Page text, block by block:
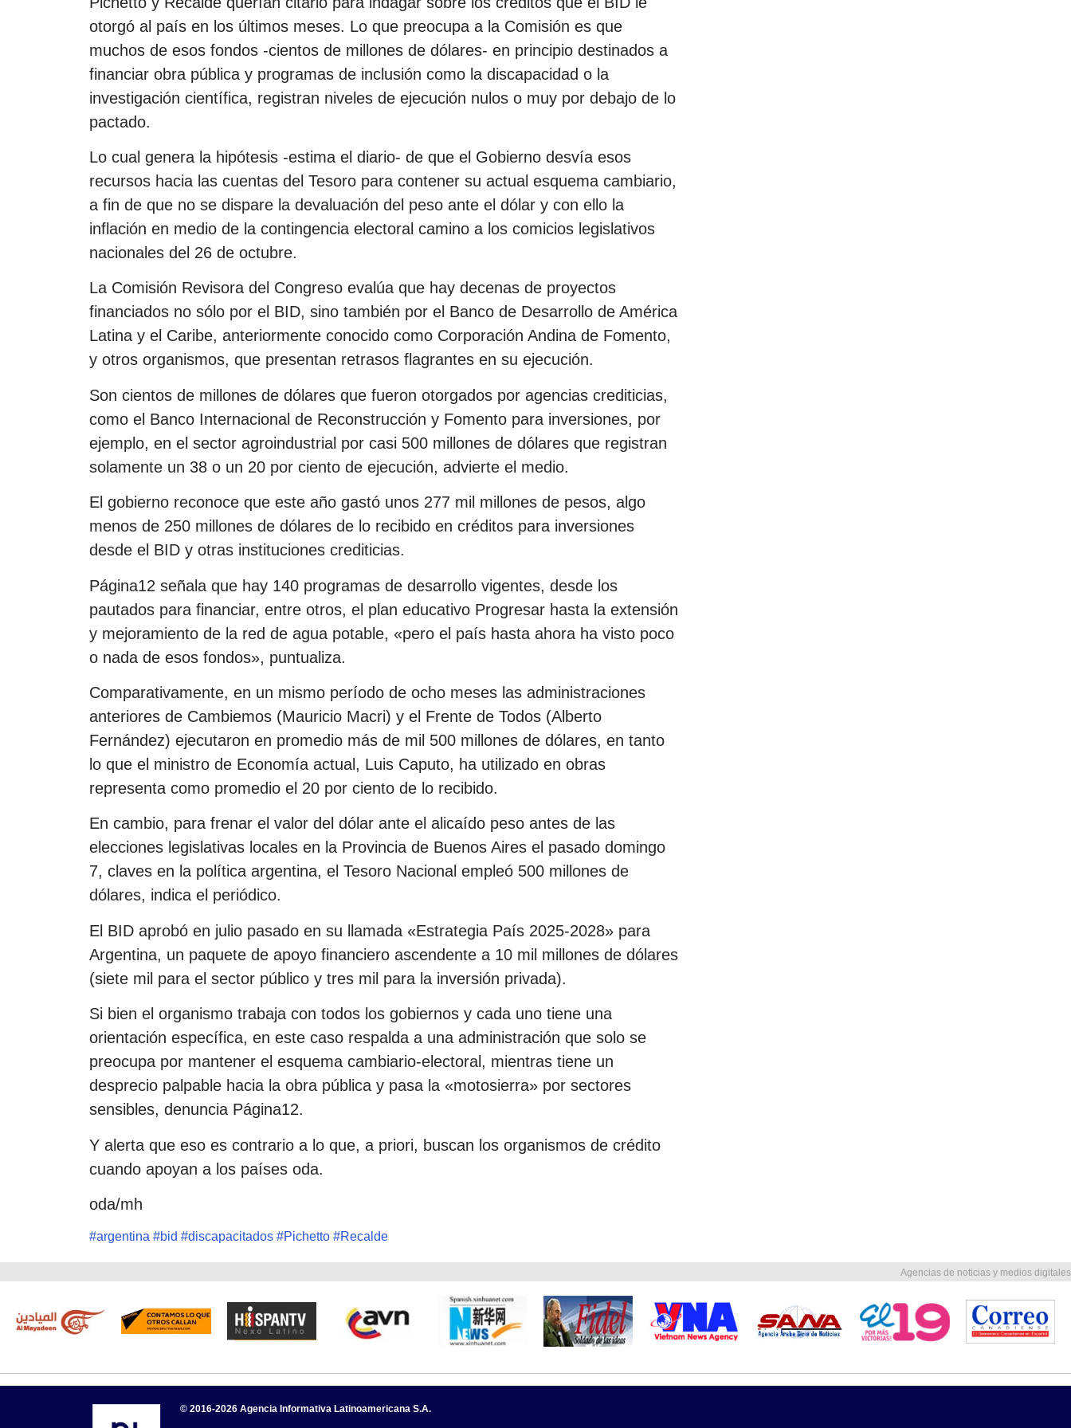
otorgó al país en los últimos meses. Lo que preocupa a la Comisión es que
muchos de esos fondos -cientos de millones de dólares- en principio destinados a
financiar obra pública y programas de inclusión como la discapacidad o la
investigación científica, registran niveles de ejecución nulos o muy por debajo de lo
pactado.
Lo cual genera la hipótesis -estima el diario- de que el Gobierno desvía esos
recursos hacia las cuentas del Tesoro para contener su actual esquema cambiario,
a fin de que no se dispare la devaluación del peso ante el dólar y con ello la
inflación en medio de la contingencia electoral camino a los comicios legislativos
nacionales del 26 de octubre.
La Comisión Revisora del Congreso evalúa que hay decenas de proyectos
financiados no sólo por el BID, sino también por el Banco de Desarrollo de América
Latina y el Caribe, anteriormente conocido como Corporación Andina de Fomento,
y otros organismos, que presentan retrasos flagrantes en su ejecución.
Son cientos de millones de dólares que fueron otorgados por agencias crediticias,
como el Banco Internacional de Reconstrucción y Fomento para inversiones, por
ejemplo, en el sector agroindustrial por casi 500 millones de dólares que registran
solamente un 38 o un 20 por ciento de ejecución, advierte el medio.
El gobierno reconoce que este año gastó unos 277 mil millones de pesos, algo
menos de 250 millones de dólares de lo recibido en créditos para inversiones
desde el BID y otras instituciones crediticias.
Página12 señala que hay 140 programas de desarrollo vigentes, desde los
pautados para financiar, entre otros, el plan educativo Progresar hasta la extensión
y mejoramiento de la red de agua potable, «pero el país hasta ahora ha visto poco
o nada de esos fondos», puntualiza.
Comparativamente, en un mismo período de ocho meses las administraciones
anteriores de Cambiemos (Mauricio Macri) y el Frente de Todos (Alberto
Fernández) ejecutaron en promedio más de mil 500 millones de dólares, en tanto
lo que el ministro de Economía actual, Luis Caputo, ha utilizado en obras
representa como promedio el 20 por ciento de lo recibido.
En cambio, para frenar el valor del dólar ante el alicaído peso antes de las
elecciones legislativas locales en la Provincia de Buenos Aires el pasado domingo
7, claves en la política argentina, el Tesoro Nacional empleó 500 millones de
dólares, indica el periódico.
El BID aprobó en julio pasado en su llamada «Estrategia País 2025-2028» para
Argentina, un paquete de apoyo financiero ascendente a 10 mil millones de dólares
(siete mil para el sector público y tres mil para la inversión privada).
Si bien el organismo trabaja con todos los gobiernos y cada uno tiene una
orientación específica, en este caso respalda a una administración que solo se
preocupa por mantener el esquema cambiario-electoral, mientras tiene un
desprecio palpable hacia la obra pública y pasa la «motosierra» por sectores
sensibles, denuncia Página12.
Y alerta que eso es contrario a lo que, a priori, buscan los organismos de crédito
cuando apoyan a los países oda.
oda/mh
#argentina #bid #discapacitados #Pichetto #Recalde
Agencias de noticias y medios digitales
© 2016-2026 Agencia Informativa Latinoamericana S.A.